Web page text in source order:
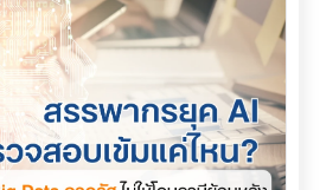
กขึ้นได้อย่างเป็นระบบ ✅ สินค้าที่ตอบ
าง, เครื่องใช้ไฟฟ้าขนาดใหญ่, ยาง
, หรือการขนย้ายเครื่องจักรโรงงาน
แข็งแกร่ง บรรทุกน้ำหนักได้สูงสุด
ำหนด) วิ่งทำความเร็วทางไกลข้าม
งการจัด Layout ที่ดีคือการสร้าง
งแต่ของมาส่ง (Receiving) ไปจนถึง
การออกแบบที่ดีจะช่วยคุณแก้
รถโฟล์คลิฟต์และ
วิ่งสวนทางกันในทางเดินแคบๆ เพิ่ม
จ่าย (Picking Speed): สินค้าขายดีอยู่